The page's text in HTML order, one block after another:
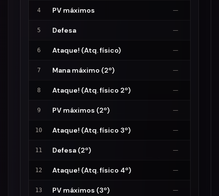
4 PV máximos —
5 Defesa —
6 Ataque! (Atq. físico) —
7 Mana máximo (2º) —
8 Ataque! (Atq. físico 2º) —
9 PV máximos (2º) —
10 Ataque! (Atq. físico 3º) —
11 Defesa (2º) —
12 Ataque! (Atq. físico 4º) —
13 PV máximos (3º) —